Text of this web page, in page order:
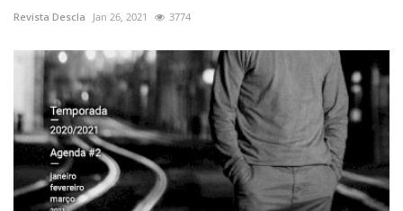
Revista Descla Jan 26, 2021 3774